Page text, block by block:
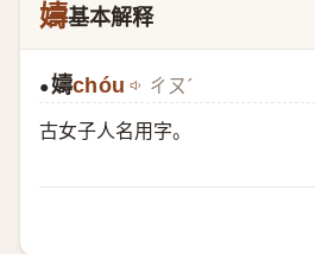
嬦基本解释
●嬦chóu ㄔㄡˊ
古女子人名用字。